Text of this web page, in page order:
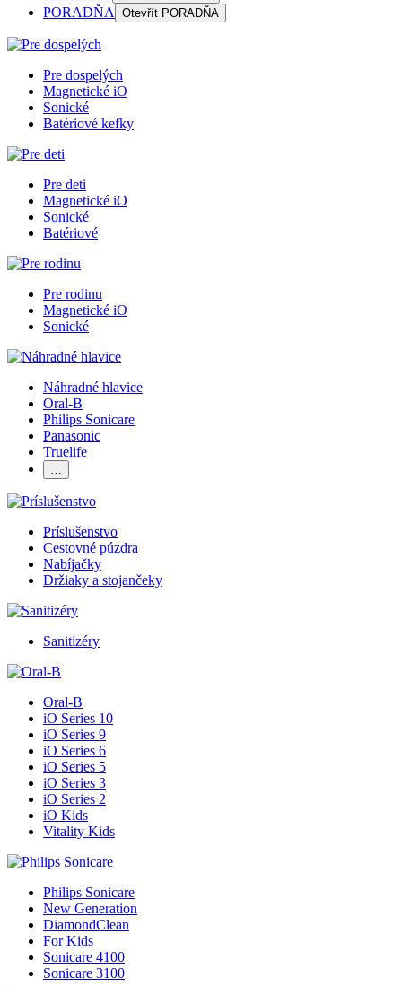
PORADŇA Otevřít PORADŇA
Pre dospelých
Magnetické iO
Sonické
Batériové kefky
Pre deti
Magnetické iO
Sonické
Batériové
Pre rodinu
Magnetické iO
Sonické
Náhradné hlavice
Oral-B
Philips Sonicare
Panasonic
Truelife
…
Príslušenstvo
Cestovné púzdra
Nabíjačky
Držiaky a stojančeky
Sanitizéry
Oral-B
iO Series 10
iO Series 9
iO Series 6
iO Series 5
iO Series 3
iO Series 2
iO Kids
Vitality Kids
Philips Sonicare
New Generation
DiamondClean
For Kids
Sonicare 4100
Sonicare 3100